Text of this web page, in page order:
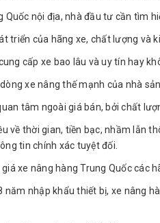
Quốc nội địa, nhà đầu tư cần tìm
triển của hãng xe, chất lượng và
cấp xe bao lâu và uy tín hay
xe nâng thế mạnh của nhà
tâm ngoài giá bán, bởi chất
về thời gian, tiền bạc, nhầm lẫn
tin chính xác tuyệt đối.
xe nâng hàng Trung Quốc các
năm nhập khẩu thiết bị, xe nâng